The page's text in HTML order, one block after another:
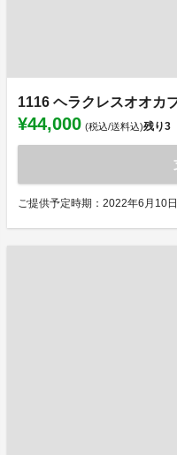
1116 ヘラクレスオオ
¥44,000 (税込/送料込)残り3
ご提供予定時期：2022年6月10